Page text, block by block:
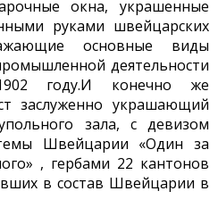
окна, украшенные
руками швейцарских
основные виды
деятельности
году.И конечно же
заслуженно украшающий
зала, с девизом
Швейцарии «Один за
, гербами 22 кантонов
в состав Швейцарии в